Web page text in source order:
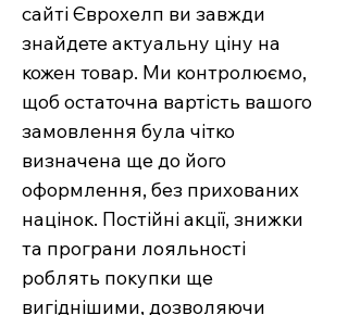
сайті Єврохелп ви завжди
знайдете актуальну ціну на
кожен товар. Ми контролюємо,
щоб остаточна вартість вашого
замовлення була чітко
визначена ще до його
оформлення, без прихованих
націнок. Постійні акції, знижки
та програни лояльності
роблять покупки ще
вигіднішими, дозволяючи